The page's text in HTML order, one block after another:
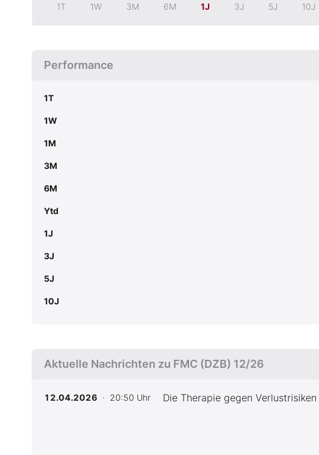
1T 1W 3M 6M 1J 3J 5J 10J
Performance
1T
1W
1M
3M
6M
Ytd
1J
3J
5J
10J
Aktuelle Nachrichten zu FMC (DZB) 12/26
12.04.2026 · 20:50 Uhr Die Therapie gegen